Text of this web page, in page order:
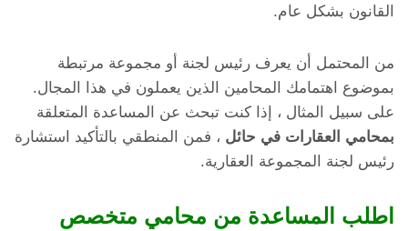
القانون بشكل عام.
من المحتمل أن يعرف رئيس لجنة أو مجموعة مرتبطة
بموضوع اهتمامك المحامين الذين يعملون في هذا المجال.
على سبيل المثال ، إذا كنت تبحث عن المساعدة المتعلقة
بمحامي العقارات في حائل ، فمن المنطقي بالتأكيد استشارة
رئيس لجنة المجموعة العقارية.
اطلب المساعدة من محامي متخصص